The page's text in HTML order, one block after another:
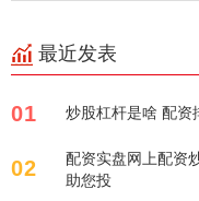
最近发表
01 炒股杠杆是啥 配资
02
配资实盘网上配资
助您投